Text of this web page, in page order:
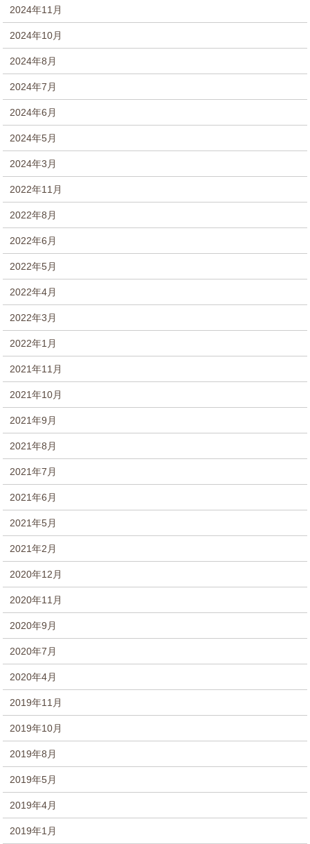
2024年11月
2024年10月
2024年8月
2024年7月
2024年6月
2024年5月
2024年3月
2022年11月
2022年8月
2022年6月
2022年5月
2022年4月
2022年3月
2022年1月
2021年11月
2021年10月
2021年9月
2021年8月
2021年7月
2021年6月
2021年5月
2021年2月
2020年12月
2020年11月
2020年9月
2020年7月
2020年4月
2019年11月
2019年10月
2019年8月
2019年5月
2019年4月
2019年1月